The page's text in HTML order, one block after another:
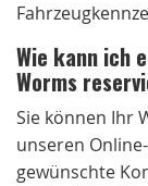
Wie kann ich
Worms
Sie können Ihr
unseren
gewünschte